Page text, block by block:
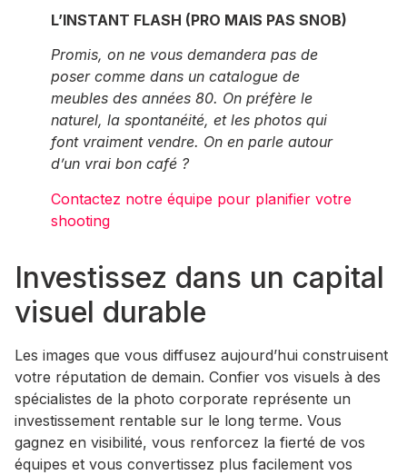
L’INSTANT FLASH (PRO MAIS PAS SNOB)
Promis, on ne vous demandera pas de
poser comme dans un catalogue de
meubles des années 80. On préfère le
naturel, la spontanéité, et les photos qui
font vraiment vendre. On en parle autour
d’un vrai bon café ?
Contactez notre équipe pour planifier votre
shooting
Investissez dans un capital
visuel durable
Les images que vous diffusez aujourd’hui construisent
votre réputation de demain. Confier vos visuels à des
spécialistes de la photo corporate représente un
investissement rentable sur le long terme. Vous
gagnez en visibilité, vous renforcez la fierté de vos
équipes et vous convertissez plus facilement vos